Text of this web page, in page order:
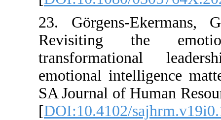
23. Görgens-
Revisiting
emotional
SA Journal of
[DOI:10.4102/